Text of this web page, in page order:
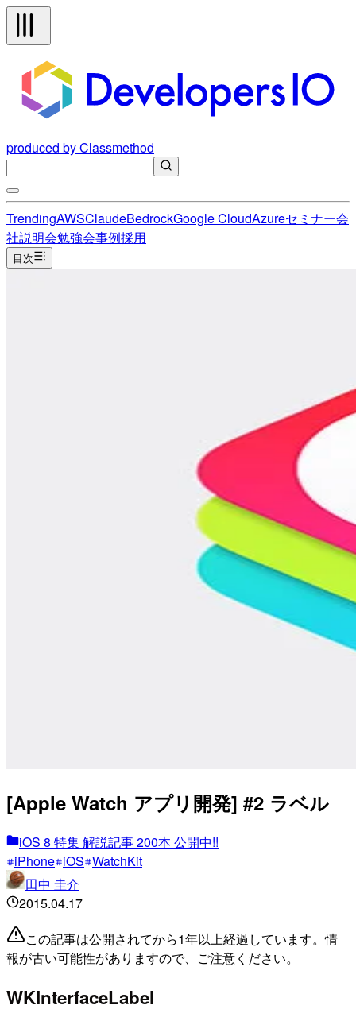
produced by Classmethod
TrendingAWSClaudeBedrockGoogle CloudAzureセミナー会
社説明会勉強会事例採用
目次
[Apple Watch アプリ開発] #2 ラベル
iOS 8 特集 解説記事 200本 公開中!!
iPhone iOS WatchKit
田中 圭介
2015.04.17
この記事は公開されてから1年以上経過しています。情
報が古い可能性がありますので、ご注意ください。
WKInterfaceLabel